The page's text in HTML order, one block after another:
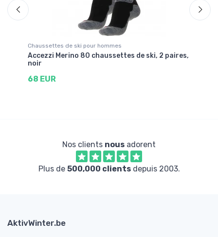
Chaussettes de ski pour hommes
Accezzi Merino 80 chaussettes de ski, 2 paires,
noir
68 EUR
Nos clients nous adorent
Plus de 500,000 clientsdepuis 2003.
AktivWinter.be